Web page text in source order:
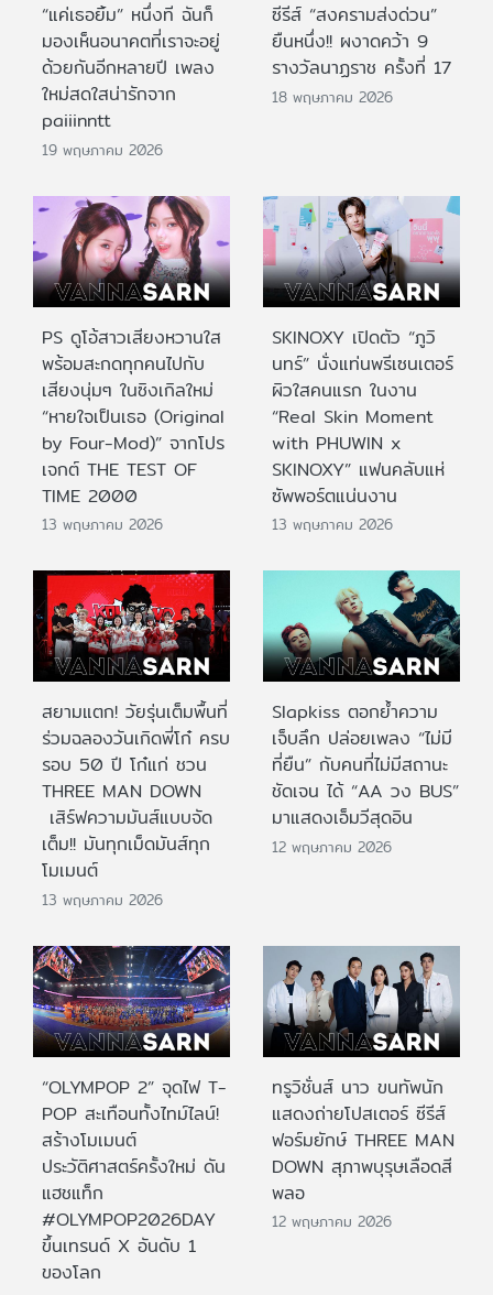
“แค่เธอยิ้ม” หนึ่งที ฉันก็
มองเห็นอนาคตที่เราจะอยู่
ด้วยกันอีกหลายปี เพลง
ใหม่สดใสน่ารักจาก
paiiinntt
19 พฤษภาคม 2026
ซีรีส์ “สงครามส่งด่วน”
ยืนหนึ่ง!! ผงาดคว้า 9
รางวัลนาฏราช ครั้งที่ 17
18 พฤษภาคม 2026
PS ดูโอ้สาวเสียงหวานใส
พร้อมสะกดทุกคนไปกับ
เสียงนุ่มๆ ในซิงเกิลใหม่
“หายใจเป็นเธอ (Original
by Four-Mod)” จากโปร
เจกต์ THE TEST OF
TIME 2000
13 พฤษภาคม 2026
SKINOXY เปิดตัว “ภูวิ
นทร์” นั่งแท่นพรีเซนเตอร์
ผิวใสคนแรก ในงาน
“Real Skin Moment
with PHUWIN x
SKINOXY” แฟนคลับแห่
ซัพพอร์ตแน่นงาน
13 พฤษภาคม 2026
สยามแตก! วัยรุ่นเต็มพื้นที่
ร่วมฉลองวันเกิดพี่โก๋ ครบ
รอบ 50 ปี โก๋แก่ ชวน
THREE MAN DOWN
เสิร์ฟความมันส์แบบจัด
เต็ม!! มันทุกเม็ดมันส์ทุก
โมเมนต์
13 พฤษภาคม 2026
Slapkiss ตอกย้ำความ
เจ็บลึก ปล่อยเพลง “ไม่มี
ที่ยืน” กับคนที่ไม่มีสถานะ
ชัดเจน ได้ “AA วง BUS”
มาแสดงเอ็มวีสุดอิน
12 พฤษภาคม 2026
“OLYMPOP 2” จุดไฟ T-
POP สะเทือนทั้งไทม์ไลน์!
สร้างโมเมนต์
ประวัติศาสตร์ครั้งใหม่ ดัน
แฮชแท็ก
#OLYMPOP2026DAY
ขึ้นเทรนด์ X อันดับ 1
ของโลก
ทรูวิชั่นส์ นาว ขนทัพนัก
แสดงถ่ายโปสเตอร์ ซีรีส์
ฟอร์มยักษ์ THREE MAN
DOWN สุภาพบุรุษเลือดสี
พลอ
12 พฤษภาคม 2026